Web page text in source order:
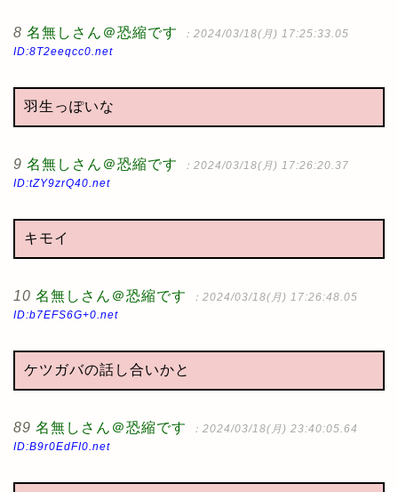
8 名無しさん＠恐縮です
：2024/03/18(月) 17:25:33.05
ID:8T2eeqcc0.net
羽生っぽいな
9 名無しさん＠恐縮です
：2024/03/18(月) 17:26:20.37
ID:tZY9zrQ40.net
キモイ
10 名無しさん＠恐縮です
：2024/03/18(月) 17:26:48.05
ID:b7EFS6G+0.net
ケツガバの話し合いかと
89 名無しさん＠恐縮です
：2024/03/18(月) 23:40:05.64
ID:B9r0EdFI0.net